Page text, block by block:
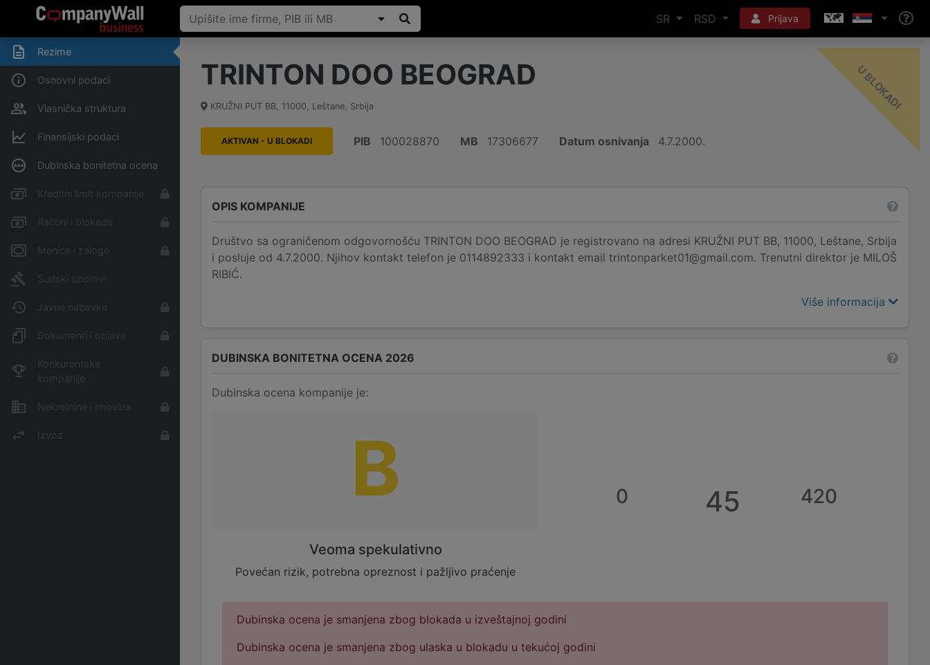
SR RSD Prijava
Rezime
Osnovni podaci
Vlasnička struktura
Finansijski podaci
Dubinska bonitetna ocena
Kreditni limit kompanije
Računi i blokade
Menice i zaloge
Sudski sporovi
Javne nabavke
Dokumenti i objave
Konkurentske
kompanije
Nekretnine i imovina
Izvoz
TRINTON DOO BEOGRAD
KRUŽNI PUT BB, 11000, Leštane, Srbija -
I
AKTIVAN - U BLOKADI PIB 100028870 MB 17306677 Datum osnivanja 4.7.2000.
OPIS KOMPANIJE
Društvo sa ograničenom odgovornošću TRINTON DOO BEOGRAD je registrovano na adresi KRUŽNI PUT BB, 11000, Leštane, Srbija
i posluje od 4.7.2000. Njihov kontakt telefon je 0114892333 i kontakt email trintonparket01@gmail.com. Trenutni direktor je MILOŠ
RIBIĆ.
Više informacija
DUBINSKA BONITETNA OCENA 2026
Dubinska ocena kompanije je:
B
Veoma spekulativno
Povećan rizik, potrebna opreznost i pažljivo praćenje
0 45 420
Dubinska ocena je smanjena zbog blokada u izveštajnoj godini
Dubinska ocena je smanjena zbog ulaska u blokadu u tekućoj godini